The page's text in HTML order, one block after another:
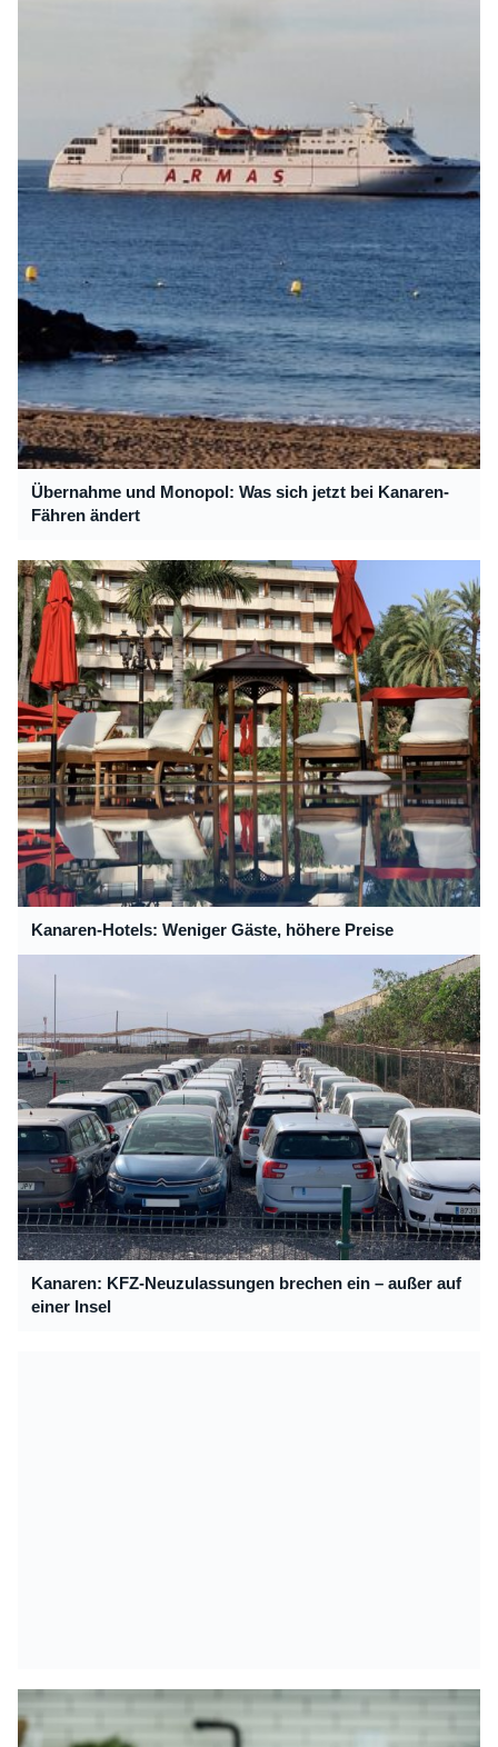
Übernahme und Monopol: Was sich jetzt bei Kanaren-
Fähren ändert
Kanaren-Hotels: Weniger Gäste, höhere Preise
Kanaren: KFZ-Neuzulassungen brechen ein – außer auf
einer Insel